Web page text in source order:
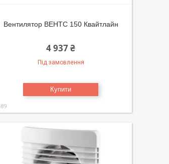
Вентилятор ВЕНТС 150 Квайтлайн
4 937 ₴
Під замовлення
Купити